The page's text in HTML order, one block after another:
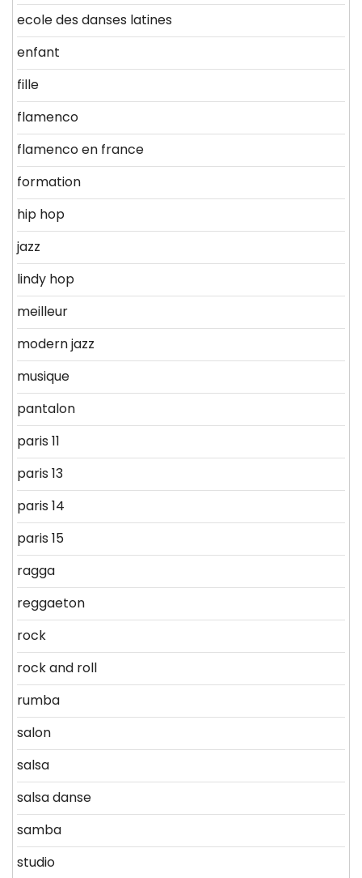
ecole des danses latines
enfant
fille
flamenco
flamenco en france
formation
hip hop
jazz
lindy hop
meilleur
modern jazz
musique
pantalon
paris 11
paris 13
paris 14
paris 15
ragga
reggaeton
rock
rock and roll
rumba
salon
salsa
salsa danse
samba
studio